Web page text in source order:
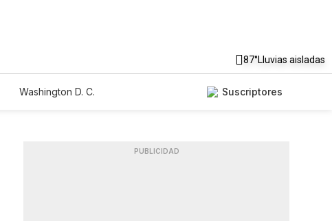
87°Lluvias aisladas
Washington D. C.
Suscriptores
PUBLICIDAD